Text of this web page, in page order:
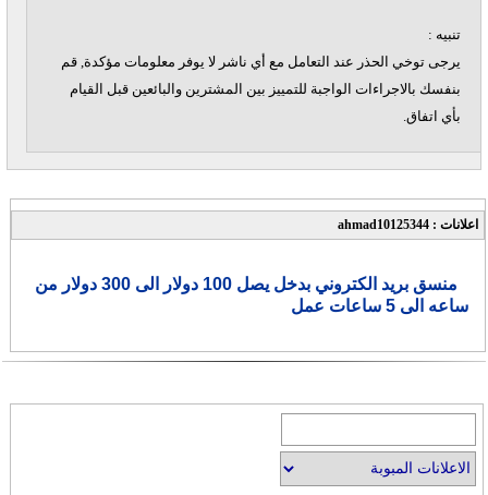
تنبيه :
يرجى توخي الحذر عند التعامل مع أي ناشر لا يوفر معلومات مؤكدة, قم
بنفسك بالاجراءات الواجبة للتمييز بين المشترين والبائعين قبل القيام
بأي اتفاق.
اعلانات : ahmad10125344
منسق بريد الكتروني بدخل يصل 100 دولار الى 300 دولار من
ساعه الى 5 ساعات عمل